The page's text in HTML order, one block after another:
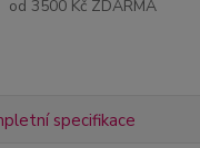
od 3500 Kč ZDARMA
specifikace